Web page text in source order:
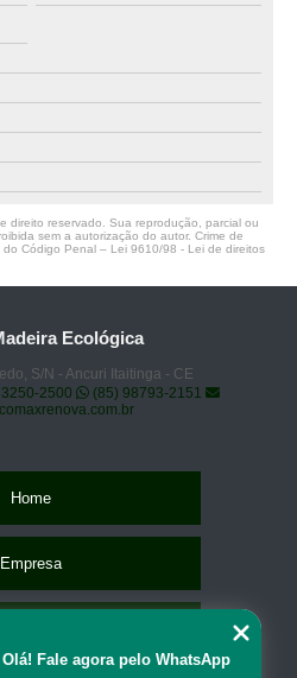
direito reservado. Sua reprodução, parcial ou
sem a autorização do autor. Crime de
do Código Penal – Lei 9610/98 - Lei de direitos
Ecológica
S/N - Ancuri Itaitinga - CE
2500
(85) 98793-2151
Home
Empresa
Olá! Fale agora pelo WhatsApp